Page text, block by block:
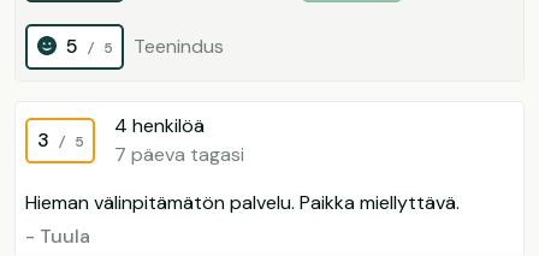
5 / 5 Teenindus
3 / 5
4 henkilöä
7 päeva tagasi
Hieman välinpitämätön palvelu. Paikka miellyttävä.
- Tuula